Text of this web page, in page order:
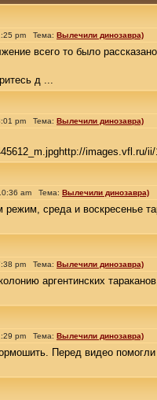
pm Тема: Вылечили динозавра)
всего то было
д ...
pm Тема: Вылечили динозавра)
images.vfl.ru/
am Тема: Вылечили динозавра)
среда и воскресенье
pm Тема: Вылечили динозавра)
аргентинских
pm Тема: Вылечили динозавра)
Перед видео